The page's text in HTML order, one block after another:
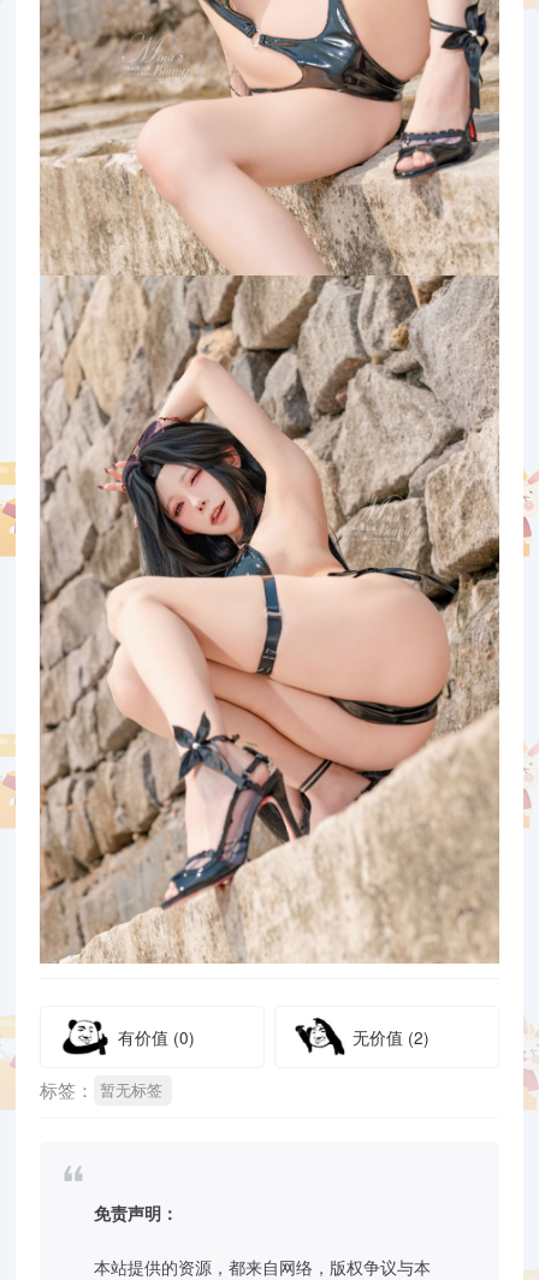
有价值 (0) 无价值 (2)
标签： 暂无标签
免责声明：
本站提供的资源，都来自网络，版权争议与本